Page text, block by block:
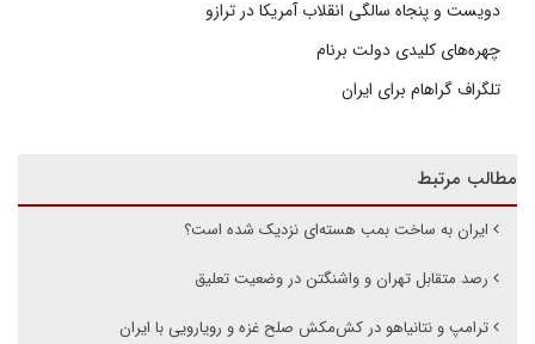
دویست و پنجاه سالگی انقلاب آمریکا در ترازو
چهره‌های کلیدی دولت برنام
تلگراف گراهام برای ایران
مطالب مرتبط
ایران به ساخت بمب هسته‌ای نزدیک شده‌ است؟
رصد متقابل تهران و واشنگتن در وضعیت تعلیق
ترامپ و نتانیاهو در کش‌مکش صلح غزه و رویارویی با ایران